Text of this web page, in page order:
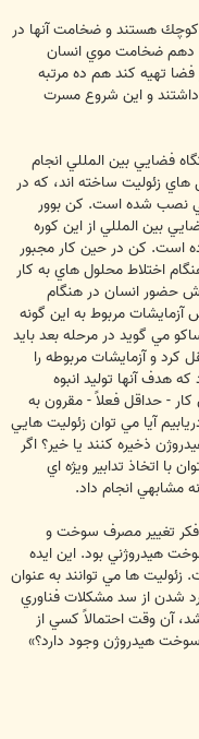
كوچك هستند و ضخامت آنها در
يك دهم ضخامت موي انسان
تهيه كند هم ده مرتبه
و اين شروع مسرت
فضايي بين المللي انجام
زئوليت ساخته اند، كه در
المللي نصب شده است. كن بوور
بين المللي از اين كوره
است. كن در حين كار مجبور
اختلاط محلول هاي به كار
حضور انسان در هنگام
مربوط به اين گونه
مي گويد در مرحله بعد بايد
كرد و آزمايشات مربوطه را
هدف آنها توليد انبوه
- حداقل فعلاً - مقرون به
آيا مي توان زئوليت هايي
ذخيره كنند يا خير؟ اگر
با اتخاذ تدابير ويژه اي
مشابهي انجام داد.
فكر تغيير مصرف سوخت و
هيدروژني بود. اين ايده
ها مي توانند به عنوان
شدن از سد مشكلات فناوري
آن وقت احتمالاً كسي از
سوخت هيدروژن وجود دارد؟»